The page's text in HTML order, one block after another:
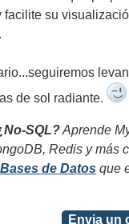
facilite su
de sol radiante.
SQL?Aprende
Redis y más
de Datos que
Envia un